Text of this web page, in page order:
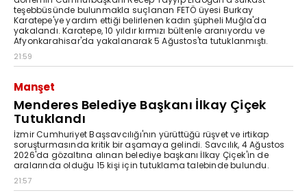
teşebbüsünde bulunmakla suçlanan FETÖ üyesi Burkay
Karatepe'ye yardım ettiği belirlenen kadın şüpheli Muğla'da
yakalandı. Karatepe, 10 yıldır kırmızı bültenle aranıyordu ve
Afyonkarahisar'da yakalanarak 5 Ağustos'ta tutuklanmıştı.
21:59
Manşet
Menderes Belediye Başkanı İlkay Çiçek
Tutuklandı
İzmir Cumhuriyet Başsavcılığı'nın yürüttüğü rüşvet ve irtikap
soruşturmasında kritik bir aşamaya gelindi. Savcılık, 4 Ağustos
2026'da gözaltına alınan belediye başkanı İlkay Çiçek'in de
aralarında olduğu 15 kişi için tutuklama talebinde bulundu.
21:57